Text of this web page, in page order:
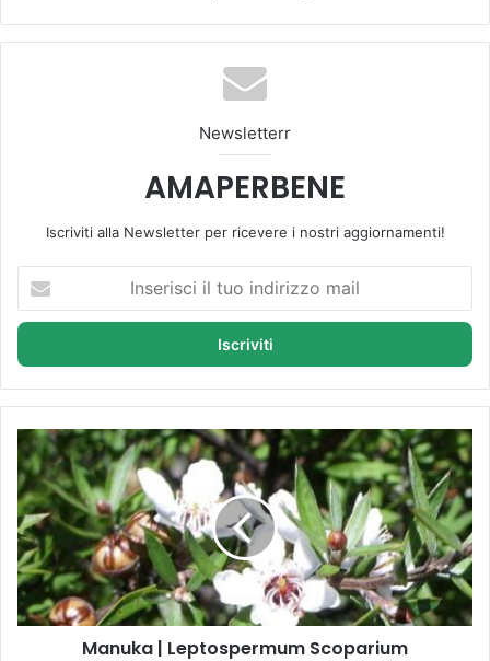
te
bo
ok
Tu
be
ra
k
Newsletterr
AMAPERBENE
Iscriviti alla Newsletter per ricevere i nostri aggiornamenti!
s
r
i
c
i
l
t
u
o
n
a
n
u
k
a
|
L
e
Manuka | Leptospermum Scoparium